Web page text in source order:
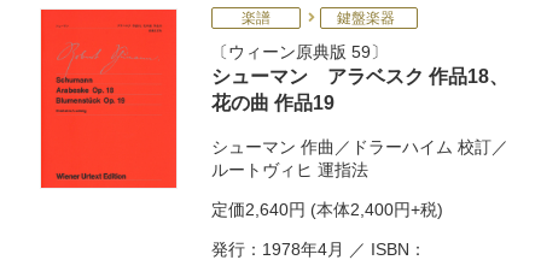
楽譜 鍵盤楽器
ウィーン原典版 59
シューマン アラベスク 作品18、
花の曲 作品19
シューマン 作曲／ ドラーハイム 校訂／
ルートヴィヒ 運指法
定価2,640円 (本体2,400円+税)
発行：1978年4月 ／ ISBN：